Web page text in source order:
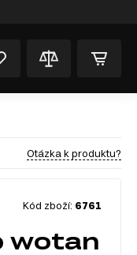
Otázka k produktu?
Kód zboží: 6761
wotan